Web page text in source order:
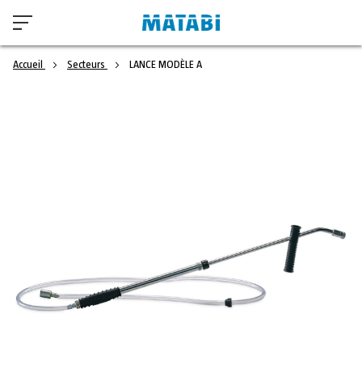
Accueil Secteurs LANCE MODÈLE A